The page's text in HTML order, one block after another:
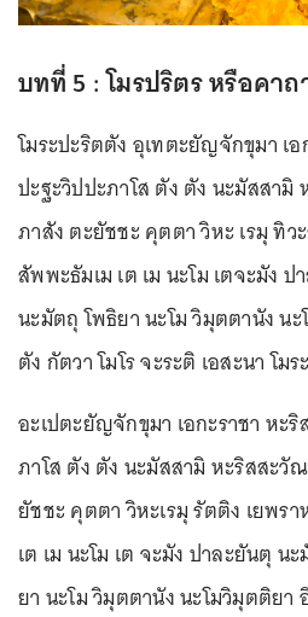
บทที่ 5 : โมรปริตร หรือคา
โมระปะริตตัง อุเทตะยัญจักขุมา เ
ปะฐะวิปปะภาโส ตัง ตัง นะมัสสา
ภาสัง ตะยัชชะ คุตตา วิหะ เรมุ ทิว
สัพพะธัมเม เต เม นะโม เตจะมัง
นะมัตถุ โพธิยา นะโม วิมุตตานัง น
ตัง กัตวา โมโร จะระติ เอสะนา โม
อะเปตะยัญจักขุมา เอกะราชา หะ
ภาโส ตัง ตัง นะมัสสามิ หะริสสะวั
ยัชชะ คุตตา วิหะเรมุ รัตติง เยพร
เต เม นะโม เต จะมัง ปาละยันตุ
ยา นะโม วิมุตตานัง นะโมวิมุตติยา